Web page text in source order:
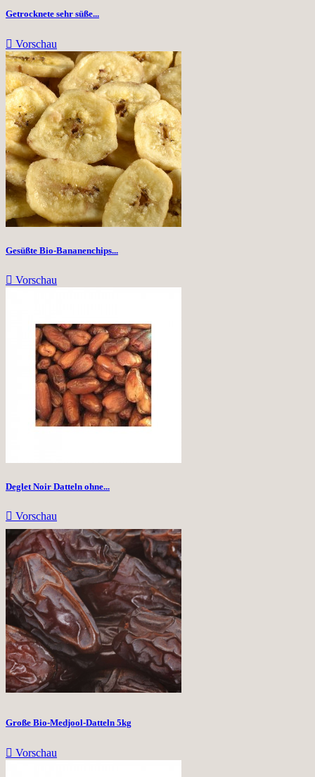
Getrocknete sehr süße...
 Vorschau
Gesüßte Bio-Bananenchips...
 Vorschau
Deglet Noir Datteln ohne...
 Vorschau
Große Bio-Medjool-Datteln 5kg
 Vorschau